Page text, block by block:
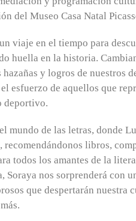
del Museo Casa Natal
viaje en el tiempo para
huella en la historia.
y logros de nuestros
esfuerzo de aquellos que
deportivo.
mundo de las letras, donde
libros,
todos los amantes de la
nos sorprenderá con
que despertarán nuestra